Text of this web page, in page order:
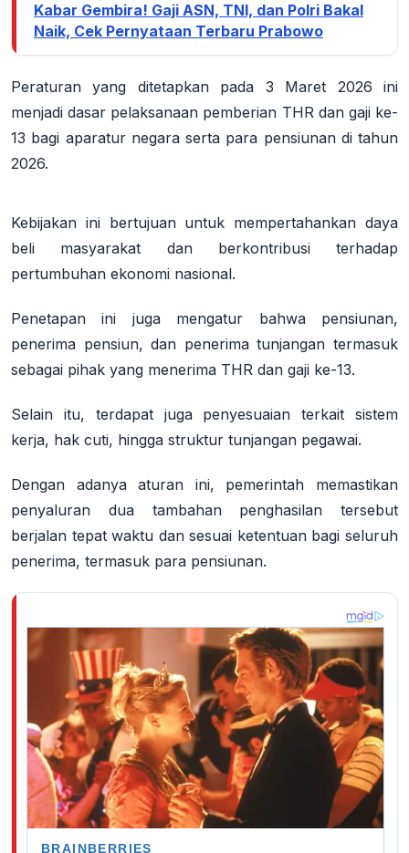
Kabar Gembira! Gaji ASN, TNI, dan Polri Bakal
Naik, Cek Pernyataan Terbaru Prabowo
Peraturan yang ditetapkan pada 3 Maret 2026 ini
menjadi dasar pelaksanaan pemberian THR dan gaji ke-
13 bagi aparatur negara serta para pensiunan di tahun
2026.
Kebijakan ini bertujuan untuk mempertahankan daya
beli masyarakat dan berkontribusi terhadap
pertumbuhan ekonomi nasional.
Penetapan ini juga mengatur bahwa pensiunan,
penerima pensiun, dan penerima tunjangan termasuk
sebagai pihak yang menerima THR dan gaji ke-13.
Selain itu, terdapat juga penyesuaian terkait sistem
kerja, hak cuti, hingga struktur tunjangan pegawai.
Dengan adanya aturan ini, pemerintah memastikan
penyaluran dua tambahan penghasilan tersebut
berjalan tepat waktu dan sesuai ketentuan bagi seluruh
penerima, termasuk para pensiunan.